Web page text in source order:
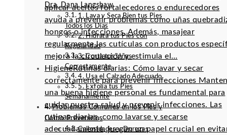
aplicar aceites fortalecedores o endurecedores
ayuda a prevenir problemas como uñas
hongos o infecciones. Además, masajear
regularmente las cutículas con productos
mejora la circulación y estimula el…
HigieneRutinas diarias: Cómo lavar y secar
correctamente para prevenir infecciones
una buena higiene personal es fundamental para
cuidar nuestra salud y prevenir infecciones. Las
rutinas diarias, como lavarse y secarse
adecuadamente, juegan un papel crucial en
Dra. Dana Langshaw
1. Lava y Seca Bien tus Pies
Todos los Días
2. Hidrata tus Pies con
Regularidad
3. Corta tus Uñas
Correctamente
4. Usa el Calzado Adecuado
5. Exfolia tus Pies
Semanalmente
Problemas Comunes en los Pies y
Cómo Prevenirlos
Callosidades y Durezas